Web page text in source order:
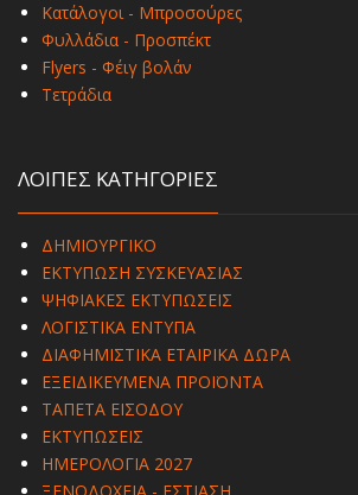
Κατάλογοι - Μπροσούρες
Φυλλάδια - Προσπέκτ
Flyers - Φέιγ βολάν
Τετράδια
ΛΟΙΠΕΣ ΚΑΤΗΓΟΡΙΕΣ
ΔΗΜΙΟΥΡΓΙΚΟ
ΕΚΤΥΠΩΣΗ ΣΥΣΚΕΥΑΣΙΑΣ
ΨΗΦΙΑΚΕΣ ΕΚΤΥΠΩΣΕΙΣ
ΛΟΓΙΣΤΙΚΑ ΕΝΤΥΠΑ
ΔΙΑΦΗΜΙΣΤΙΚΑ ΕΤΑΙΡΙΚΑ ΔΩΡΑ
ΕΞΕΙΔΙΚΕΥΜΕΝΑ ΠΡΟΪΟΝΤΑ
ΤΑΠΕΤΑ ΕΙΣΟΔΟΥ
ΕΚΤΥΠΩΣΕΙΣ
ΗΜΕΡΟΛΟΓΙΑ 2027